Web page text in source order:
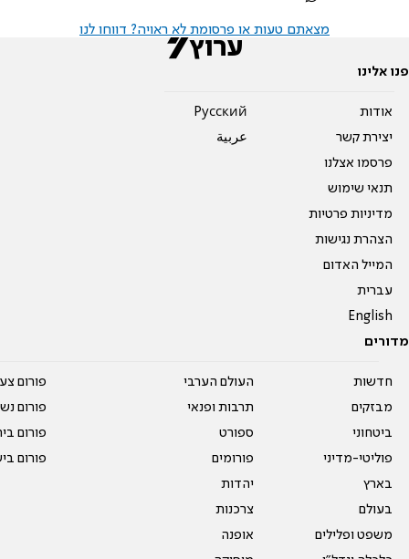
מצאתם טעות או פרסומת לא ראויה? דווחו לנו
פנו אלינו
אודות
יצירת קשר
פרסמו אצלנו
תנאי שימוש
מדיניות פרטיות
הצהרת נגישות
המייל האדום
עברית
English
Pусский
عربية
מדורים
חדשות
מבזקים
ביטחוני
פוליטי-מדיני
בארץ
בעולם
משפט ופלילים
העולם הערבי
תרבות ופנאי
ספורט
פורומים
יהדות
צרכנות
אופנה
פורום
פורום
פורום
פורום